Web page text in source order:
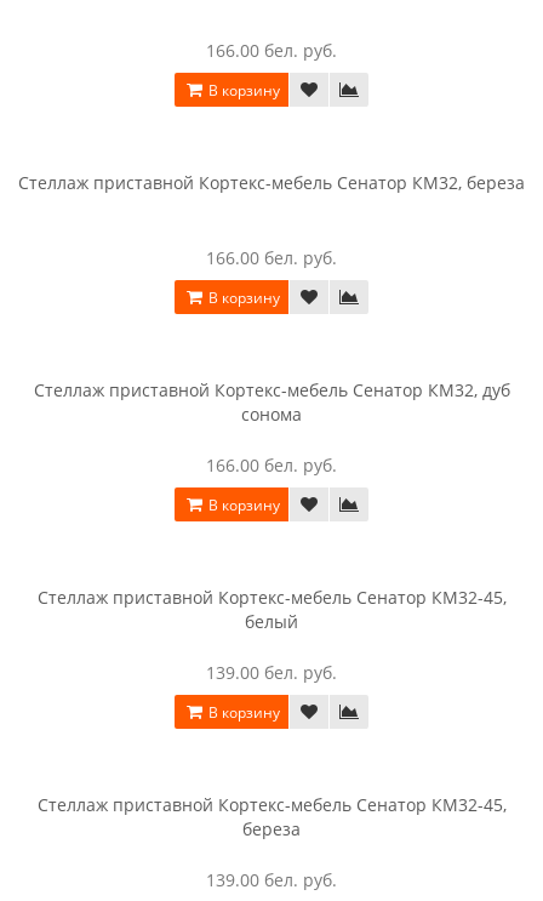
216.00 бел. руб.
В корзину
Пенал Интерлиния СК-024 с витриной дуб сонома / дуб
216.00 бел. руб.
В корзину
Полки SV-мебель (МС Гамма 20 Серия 4) (Шкаф
универсальный четырёхстворчптый) , Ясень анкор
160.00 бел. руб.
В корзину
Стеллаж приставной Кортекс-мебель Сенатор КМ32, белый
166.00 бел. руб.
В корзину
Стеллаж приставной Кортекс-мебель Сенатор КМ32, береза
166.00 бел. руб.